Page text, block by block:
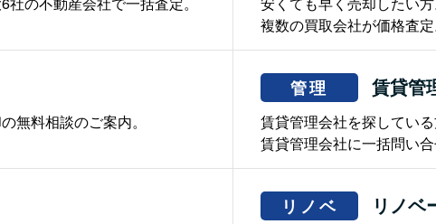
複数の買取会社が価格査
無料相談のご案内。
管理 賃貸管
賃貸管理会社を探してい
賃貸管理会社に一括問い
リノベ リノベ